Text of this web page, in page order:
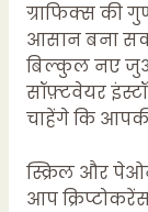
ग्राफिक्स की
आसान बना
बिल्कुल नए जुआ
सॉफ़्टवेयर
चाहेंगे कि आपकी
स्क्रिल और
आप